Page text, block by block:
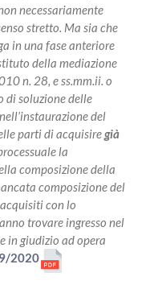
necessariamente
stretto. Ma sia che
in una fase anteriore
della mediazione
n. 28, e ss.mm.ii. o
di soluzione delle
del
parti di acquisiregià
la
composizione della
composizione del
con lo
trovare ingresso nel
in giudizio ad opera
2020